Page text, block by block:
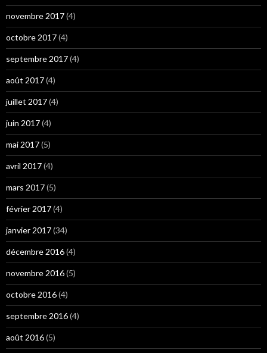
novembre 2017(4)
octobre 2017(4)
septembre 2017(4)
août 2017(4)
juillet 2017(4)
juin 2017(4)
mai 2017(5)
avril 2017(4)
mars 2017(5)
février 2017(4)
janvier 2017(34)
décembre 2016(4)
novembre 2016(5)
octobre 2016(4)
septembre 2016(4)
août 2016(5)